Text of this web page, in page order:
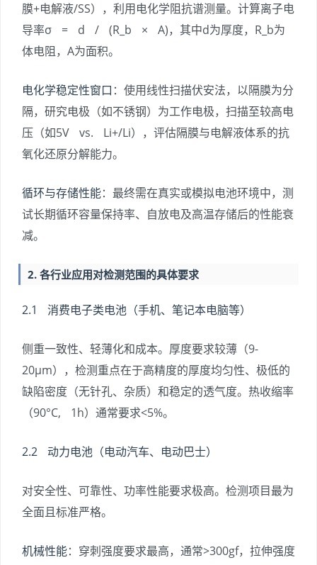
膜+电解液/SS），利用电化学阻抗谱测量。计算离子电
导率σ = d / (R_b × A)，其中d为厚度，R_b为
体电阻，A为面积。
电化学稳定性窗口 ：使用线性扫描伏安法，以隔膜为分
隔，研究电极（如不锈钢）为工作电极，扫描至较高电
压（如5V vs. Li+/Li），评估隔膜与电解液体系的抗
氧化还原分解能力。
循环与存储性能：最终需在真实或模拟电池环境中，测
试长期循环容量保持率、自放电及高温存储后的性能衰
减。
2. 各行业应用对检测范围的具体要求
2.1 消费电子类电池（手机、笔记本电脑等）
侧重一致性、轻薄化和成本。厚度要求较薄（9-
20μm），检测重点在于高精度的厚度均匀性、极低的
缺陷密度（无针孔、杂质）和稳定的透气度。热收缩率
（90°C, 1h）通常要求<5%。
2.2 动力电池（电动汽车、电动巴士）
对安全性、可靠性、功率性能要求极高。检测项目最为
全面且标准严格。
机械性能：穿刺强度要求最高，通常>300gf，拉伸强度